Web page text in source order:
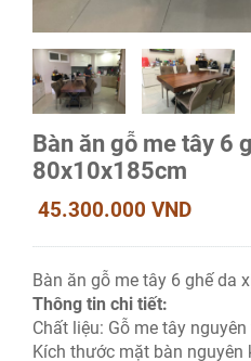
Bàn ăn gỗ me tây 6
80x10x185cm
45.300.000 VND
Bàn ăn gỗ me tây 6 ghế da
Thông tin chi tiết:
Chất liệu: Gỗ me tây
Kích thước mặt bàn nguyên